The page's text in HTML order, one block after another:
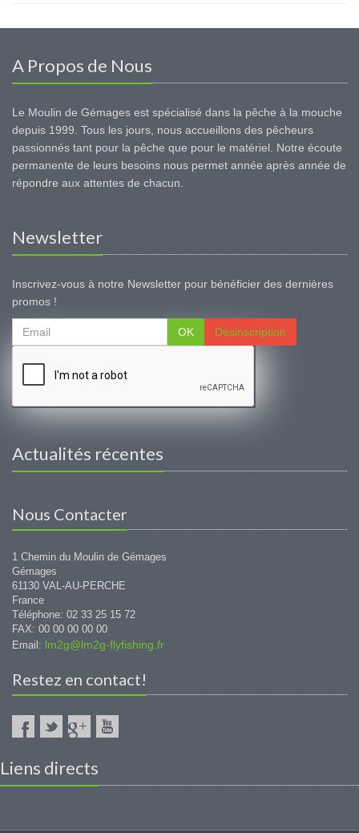
A Propos de Nous
Le Moulin de Gémages est spécialisé dans la pêche à la mouche
depuis 1999. Tous les jours, nous accueillons des pêcheurs
passionnés tant pour la pêche que pour le matériel. Notre écoute
permanente de leurs besoins nous permet année après année de
répondre aux attentes de chacun.
Newsletter
Inscrivez-vous à notre Newsletter pour bénéficier des dernières
promos !
OK Désinscription
Actualités récentes
Nous Contacter
1 Chemin du Moulin de Gémages
Gémages
61130 VAL-AU-PERCHE
France
Téléphone: 02 33 25 15 72
FAX: 00 00 00 00 00
Email: lm2g@lm2g-flyfishing.fr
Restez en contact!
Liens directs